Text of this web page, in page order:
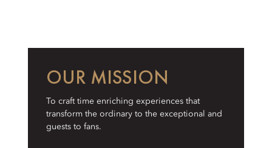
OUR MISSION
To craft time enriching experiences that
transform the ordinary to the exceptional and
guests to fans.